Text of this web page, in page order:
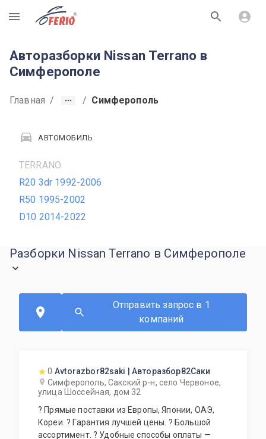
R
Авторазборки Nissan Terrano в
Симферополе
Главная / / Симферополь
АВТОМОБИЛЬ
TERRANO
R20 3dr 1992-2006
R50 1995-2002
D10 2014-2022
Разборки Nissan Terrano в Симферополе
Отправить запрос в 1
компаний
0 Avtorazbor82saki | Авторазбор82Саки
Симферополь, Сакский р-н, село Червоное,
улица Шоссейная, дом 32
? Прямые поставки из Европы, Японии, ОАЭ,
Кореи. ? Гарантия лучшей цены. ? Большой
ассортимент. ? Удобные способы оплаты —